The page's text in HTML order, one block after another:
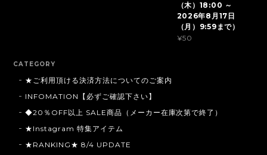
（木）18:00 ～
2026年8月17日
（月）9:59まで）
¥50
CATEGORY
★ご利用頂ける決済方法についてのご案内
INFOMATION【必ずご確認下さい】
◆20％OFF以上 SALE商品（メーカー在庫次第で終了）
★Instagram 特集アイテム
★RANKING★ 8/4 UPDATE